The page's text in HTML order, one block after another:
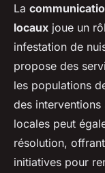
La
locaux joue un
infestation de
propose des
les populations
des
locales peut
résolution,
initiatives pour